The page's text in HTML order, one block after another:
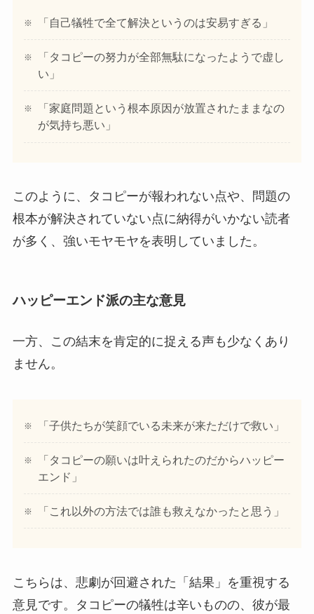
「自己犠牲で全て解決というのは安易すぎる」
「タコピーの努力が全部無駄になったようで虚し
い」
「家庭問題という根本原因が放置されたままなの
が気持ち悪い」
このように、タコピーが報われない点や、問題の
根本が解決されていない点に納得がいかない読者
が多く、強いモヤモヤを表明していました。
ハッピーエンド派の主な意見
一方、この結末を肯定的に捉える声も少なくあり
ません。
「子供たちが笑顔でいる未来が来ただけで救い」
「タコピーの願いは叶えられたのだからハッピー
エンド」
「これ以外の方法では誰も救えなかったと思う」
こちらは、悲劇が回避された「結果」を重視する
意見です。タコピーの犠牲は辛いものの、彼が最